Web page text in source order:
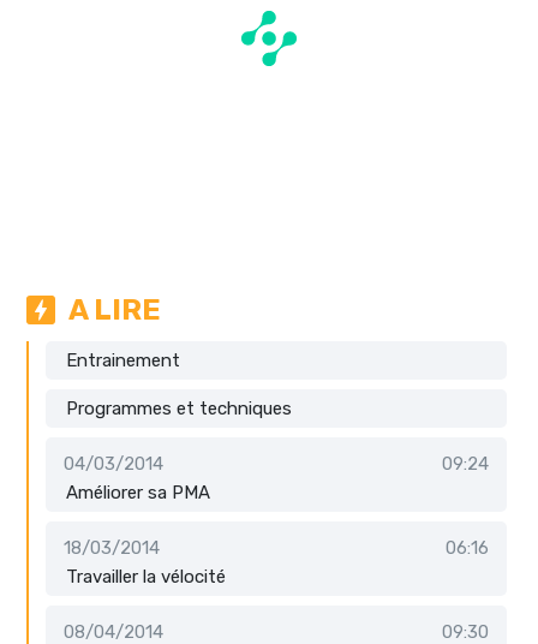
A LIRE
Entrainement
Programmes et techniques
04/03/2014
09:24
Améliorer sa PMA
18/03/2014
06:16
Travailler la vélocité
08/04/2014
09:30